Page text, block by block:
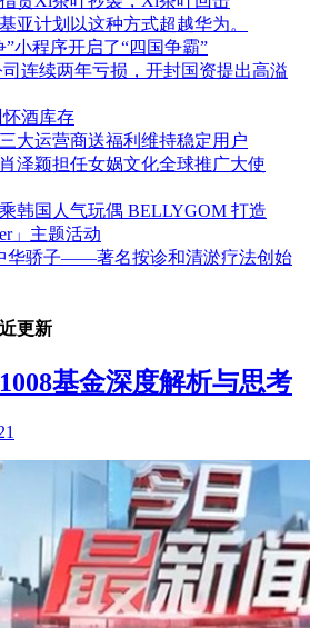
亚计划以这种方式超越华为。
小程序开启了“四国争霸”
连续两年亏损，开封国资提出高溢
酒库存
大运营商送福利维持稳定用户
泽颖担任女娲文化全球推广大使
韩国人气玩偶 BELLYGOM 打造
」主题活动
华骄子——著名按诊和清淤疗法创始
更新
基金深度解析与思考